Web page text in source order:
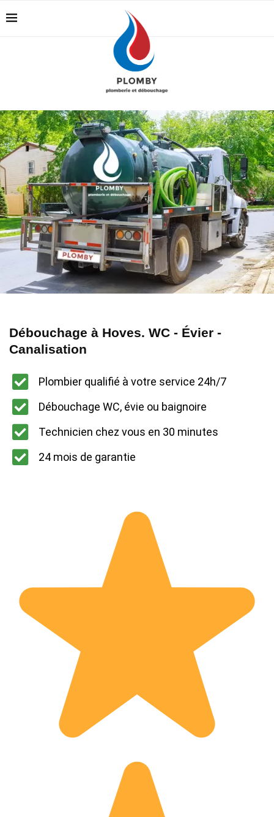
Débouchage à Hoves. WC - Évier -
Canalisation
Plombier qualifié à votre service 24h/7
Débouchage WC, évie ou baignoire
Technicien chez vous en 30 minutes
24 mois de garantie